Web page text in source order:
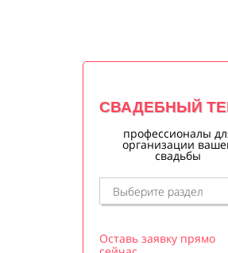
СВАДЕБНЫЙ
профессионалы
организации
свадьбы
Оставь заявку прямо